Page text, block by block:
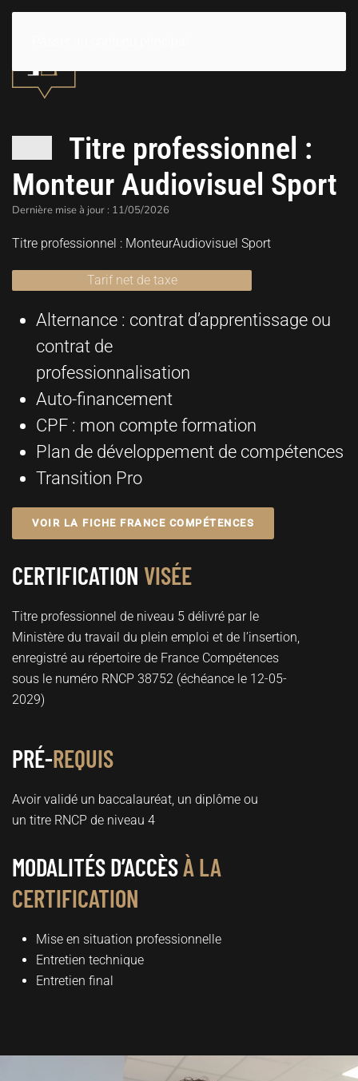
Titre professionnel :
Monteur Audiovisuel Sport
Dernière mise à jour : 11/05/2026
Titre professionnel : MonteurAudiovisuel Sport
Tarif net de taxe
Alternance : contrat d’apprentissage ou
contrat de
professionnalisation
Auto-financement
CPF : mon compte formation
Plan de développement de compétences
Transition Pro
VOIR LA FICHE FRANCE COMPÉTENCES
CERTIFICATION VISÉE
Titre professionnel de niveau 5 délivré par le
Ministère du travail du plein emploi et de l’insertion,
enregistré au répertoire de France Compétences
sous le numéro RNCP 38752 (échéance le 12-05-
2029)
PRÉ-REQUIS
Avoir validé un baccalauréat, un diplôme ou
un titre RNCP de niveau 4
MODALITÉS D’ACCÈSÀ LA
CERTIFICATION
Mise en situation professionnelle
Entretien technique
Entretien final